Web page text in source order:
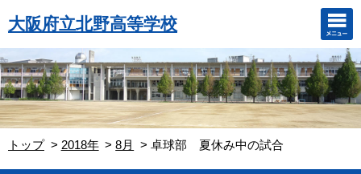
大阪府立北野高等学校
トップ 2018年 8月 卓球部 夏休み中の試合